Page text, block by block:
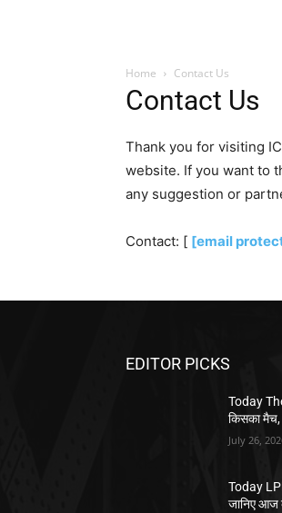
Home Contact Us
Contact Us
Thank you for visiting
website. If you want to
any suggestion or
Contact: [ [email
EDITOR PICKS
Today
किसका
July 26,
Today
जानिए